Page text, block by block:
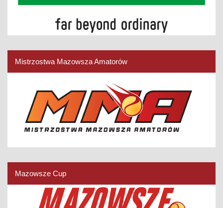
Mistrzostwa Mazowsza Amatorów
Mazowsze Cup